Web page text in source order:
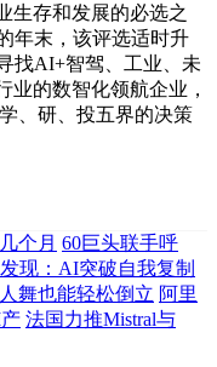
存和发展的必选之
年末，该评选适时升
找AI+智驾、工业、未
业的数智化领航企业，
、研、投五界的决策
个月 60巨头联手呼
现：AI突破自我复制
舞也能轻松倒立 阿里
法国力推Mistral与